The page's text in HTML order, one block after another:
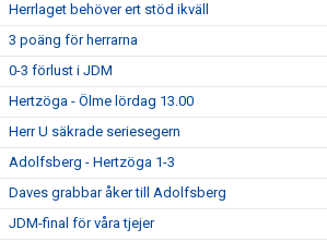
Herrlaget behöver ert stöd ikväll
3 poäng för herrarna
0-3 förlust i JDM
Hertzöga - Ölme lördag 13.00
Herr U säkrade seriesegern
Adolfsberg - Hertzöga 1-3
Daves grabbar åker till Adolfsberg
JDM-final för våra tjejer